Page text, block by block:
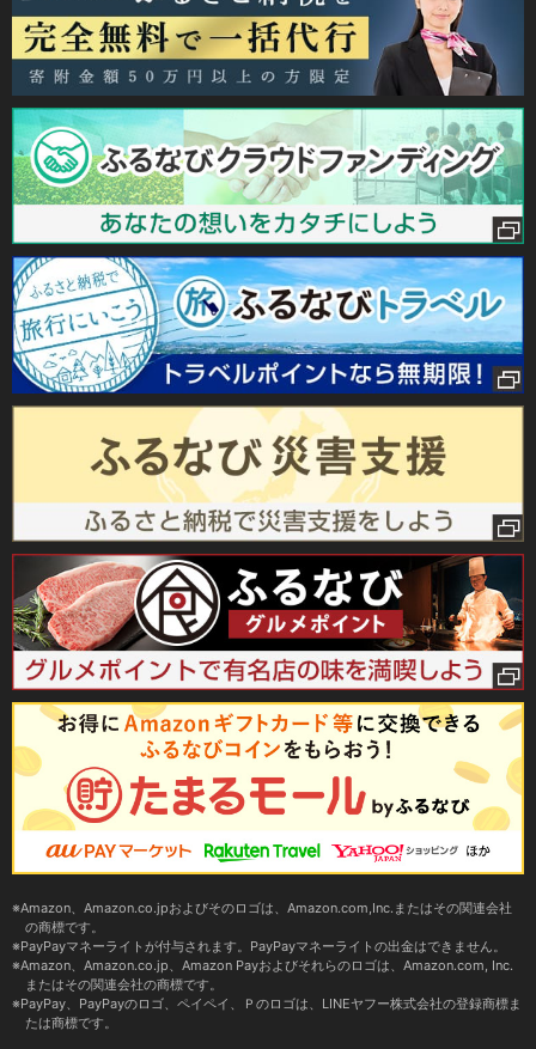
Amazon、Amazon.co.jpおよびそのロゴは、Amazon.com,Inc.またはその関連会社
の商標です。
PayPayマネーライトが付与されます。PayPayマネーライトの出金はできません。
Amazon、Amazon.co.jp、Amazon Payおよびそれらのロゴは、Amazon.com, Inc.
またはその関連会社の商標です。
PayPay、PayPayのロゴ、ペイペイ、Ｐのロゴは、LINEヤフー株式会社の登録商標ま
たは商標です。